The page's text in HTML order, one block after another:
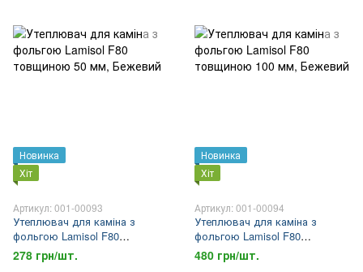
Новинка
Хіт
Артикул: 001-00093
Утеплювач для каміна з
фольгою Lamisol F80
товщиною 50 мм
278 грн/шт.
Новинка
Хіт
Артикул: 001-00094
Утеплювач для каміна з
фольгою Lamisol F80
товщиною 100 мм
480 грн/шт.